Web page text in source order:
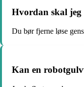
Hvordan skal jeg
Du bør fjerne løse
Kan en